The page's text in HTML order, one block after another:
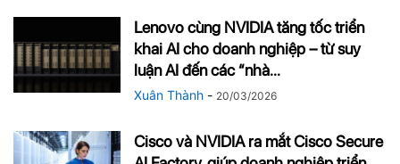
Lenovo cùng NVIDIA tăng tốc triển
khai AI cho doanh nghiệp – từ suy
luận AI đến các “nhà...
Xuân Thành - 20/03/2026
Cisco và NVIDIA ra mắt Cisco Secure